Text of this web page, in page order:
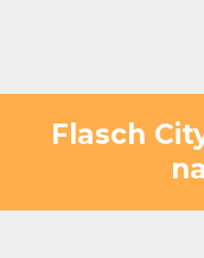
Flasch